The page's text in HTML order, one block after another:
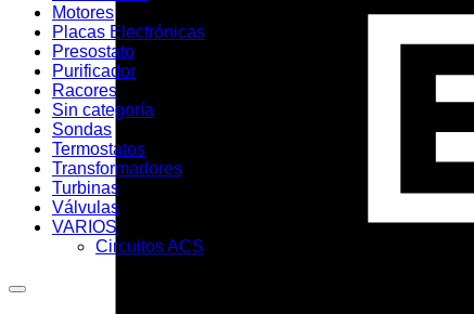
Motores
Placas Electrónicas
Presostato
Purificador
Racores
Sin categoría
Sondas
Termostatos
Transformadores
Turbinas
Válvulas
VARIOS
Circuitos ACS